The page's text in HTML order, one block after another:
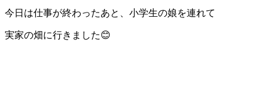
今日は仕事が終わったあと、小学生の娘を連れて
実家の畑に行きました😊